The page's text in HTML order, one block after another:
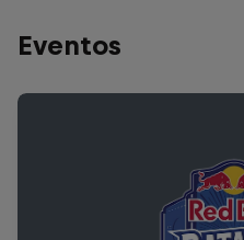
Eventos